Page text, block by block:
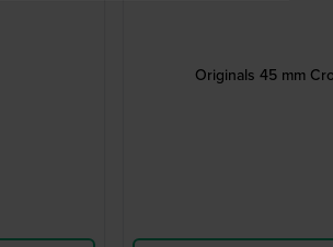
Originals 45 mm